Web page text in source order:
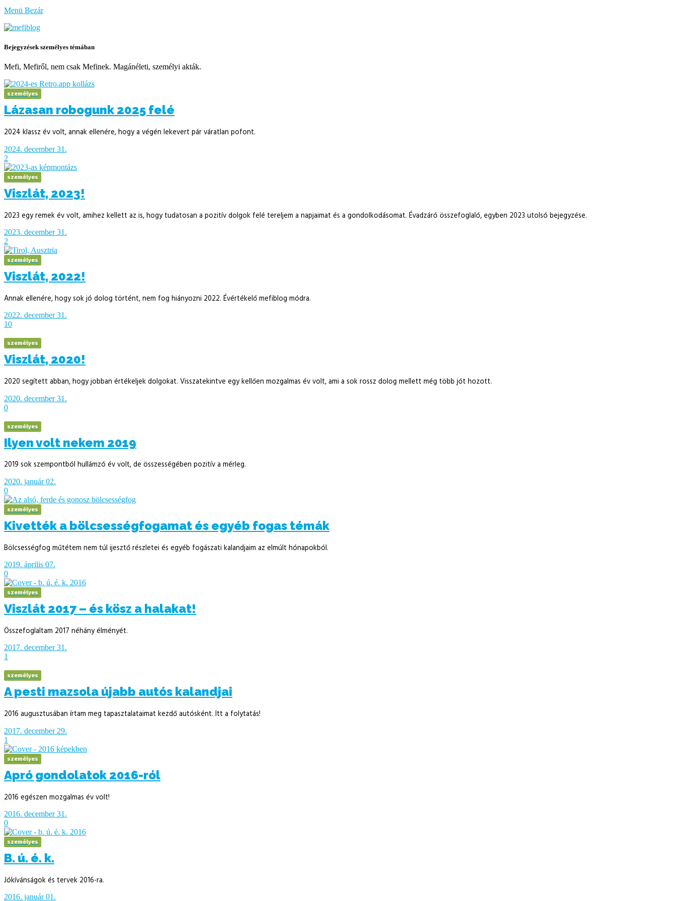
a
Menü Bezár
Bejegyzések személyes témában
Mefi, Mefiről, nem csak Mefinek. Magánéleti, személyi akták.
személyes
Lázasan robogunk 2025 felé
2024 klassz év volt, annak ellenére, hogy a végén lekevert pár váratlan pofont.
2024. december 31.
2
személyes
Viszlát, 2023!
2023 egy remek év volt, amihez kellett az is, hogy tudatosan a pozitív dolgok felé tereljem a napjaimat és a gondolkodásomat. Évadzáró összefoglaló, egyben 2023 utolsó bejegyzése.
2023. december 31.
2
személyes
Viszlát, 2022!
Annak ellenére, hogy sok jó dolog történt, nem fog hiányozni 2022. Évértékelő mefiblog módra.
2022. december 31.
10
személyes
Viszlát, 2020!
2020 segített abban, hogy jobban értékeljek dolgokat. Visszatekintve egy kellően mozgalmas év volt, ami a sok rossz dolog mellett még több jót hozott.
2020. december 31.
0
személyes
Ilyen volt nekem 2019
2019 sok szempontból hullámzó év volt, de összességében pozitív a mérleg.
2020. január 02.
0
személyes
Kivették a bölcsességfogamat és egyéb fogas témák
Bölcsességfog műtétem nem túl ijesztő részletei és egyéb fogászati kalandjaim az elmúlt hónapokból.
2019. április 07.
0
személyes
Viszlát 2017 – és kösz a halakat!
Összefoglaltam 2017 néhány élményét.
2017. december 31.
1
személyes
A pesti mazsola újabb autós kalandjai
2016 augusztusában írtam meg tapasztalataimat kezdő autósként. Itt a folytatás!
2017. december 29.
1
személyes
Apró gondolatok 2016-ról
2016 egészen mozgalmas év volt!
2016. december 31.
0
személyes
B. ú. é. k.
Jókívánságok és tervek 2016-ra.
2016. január 01.